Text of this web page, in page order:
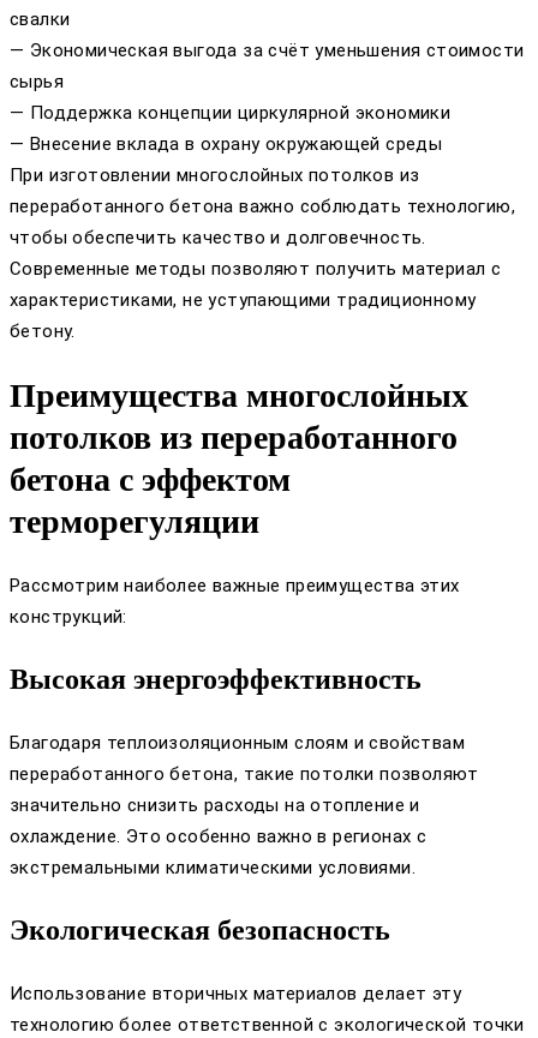
свалки
— Экономическая выгода за счёт уменьшения стоимости
сырья
— Поддержка концепции циркулярной экономики
— Внесение вклада в охрану окружающей среды
При изготовлении многослойных потолков из
переработанного бетона важно соблюдать технологию,
чтобы обеспечить качество и долговечность.
Современные методы позволяют получить материал с
характеристиками, не уступающими традиционному
бетону.
Преимущества многослойных
потолков из переработанного
бетона с эффектом
терморегуляции
Рассмотрим наиболее важные преимущества этих
конструкций:
Высокая энергоэффективность
Благодаря теплоизоляционным слоям и свойствам
переработанного бетона, такие потолки позволяют
значительно снизить расходы на отопление и
охлаждение. Это особенно важно в регионах с
экстремальными климатическими условиями.
Экологическая безопасность
Использование вторичных материалов делает эту
технологию более ответственной с экологической точки